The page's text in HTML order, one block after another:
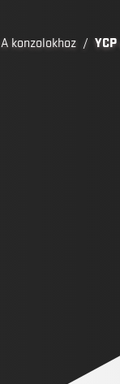
A konzolokhoz /